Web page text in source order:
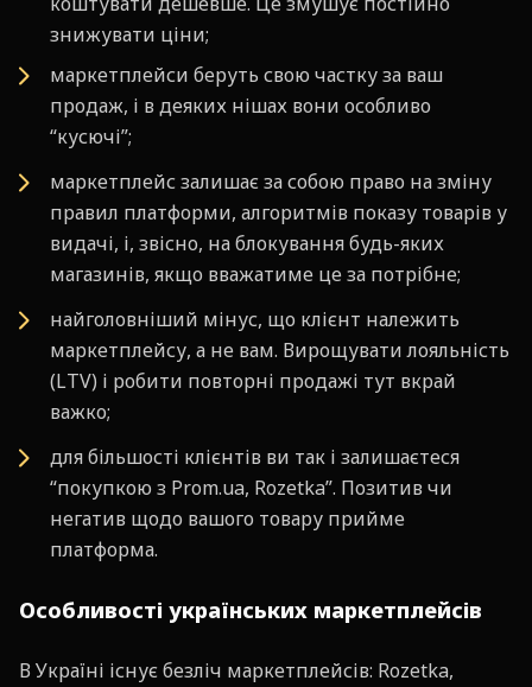
знижувати ціни;
маркетплейси беруть свою частку за ваш
продаж, і в деяких нішах вони особливо
“кусючі”;
маркетплейс залишає за собою право на зміну
правил платформи, алгоритмів показу товарів у
видачі, і, звісно, на блокування будь-яких
магазинів, якщо вважатиме це за потрібне;
найголовніший мінус, що клієнт належить
маркетплейсу, а не вам. Вирощувати лояльність
(LTV) і робити повторні продажі тут вкрай
важко;
для більшості клієнтів ви так і залишаєтеся
“покупкою з Prom.ua, Rozetka”. Позитив чи
негатив щодо вашого товару прийме
платформа.
Особливості українських маркетплейсів
В Україні існує безліч маркетплейсів: Rozetka,